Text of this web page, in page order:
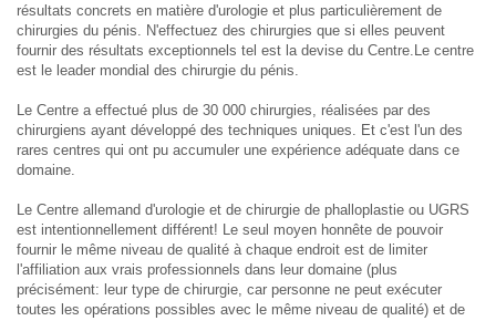
résultats concrets en matière d'urologie et plus particulièrement de
chirurgies du pénis. N'effectuez des chirurgies que si elles peuvent
fournir des résultats exceptionnels tel est la devise du Centre.Le centre
est le leader mondial des chirurgie du pénis.
Le Centre a effectué plus de 30 000 chirurgies, réalisées par des
chirurgiens ayant développé des techniques uniques. Et c'est l'un des
rares centres qui ont pu accumuler une expérience adéquate dans ce
domaine.
Le Centre allemand d'urologie et de chirurgie de phalloplastie ou UGRS
est intentionnellement différent! Le seul moyen honnête de pouvoir
fournir le même niveau de qualité à chaque endroit est de limiter
l'affiliation aux vrais professionnels dans leur domaine (plus
précisément: leur type de chirurgie, car personne ne peut exécuter
toutes les opérations possibles avec le même niveau de qualité) et de